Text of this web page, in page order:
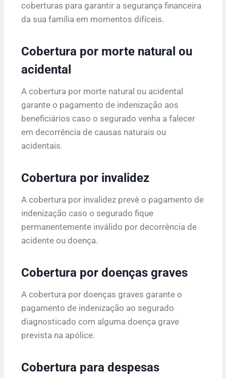
coberturas para garantir a segurança financeira
da sua família em momentos difíceis.
Cobertura por morte natural ou
acidental
A cobertura por morte natural ou acidental
garante o pagamento de indenização aos
beneficiários caso o segurado venha a falecer
em decorrência de causas naturais ou
acidentais.
Cobertura por invalidez
A cobertura por invalidez prevê o pagamento de
indenização caso o segurado fique
permanentemente inválido por decorrência de
acidente ou doença.
Cobertura por doenças graves
A cobertura por doenças graves garante o
pagamento de indenização ao segurado
diagnosticado com alguma doença grave
prevista na apólice.
Cobertura para despesas